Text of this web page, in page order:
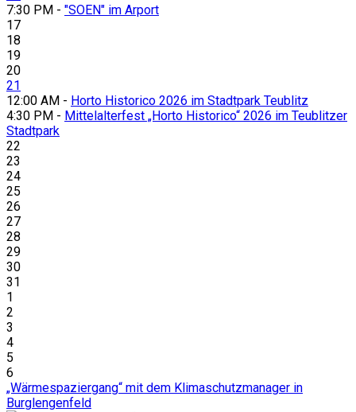
7:30 PM - "SOEN" im Arport
17
18
19
20
21
12:00 AM - Horto Historico 2026 im Stadtpark Teublitz
4:30 PM - Mittelalterfest „Horto Historico“ 2026 im Teublitzer
Stadtpark
22
23
24
25
26
27
28
29
30
31
1
2
3
4
5
6
„Wärmespaziergang“ mit dem Klimaschutzmanager in
Burglengenfeld